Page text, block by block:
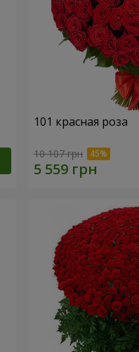
101 красная роза
10 107 грн